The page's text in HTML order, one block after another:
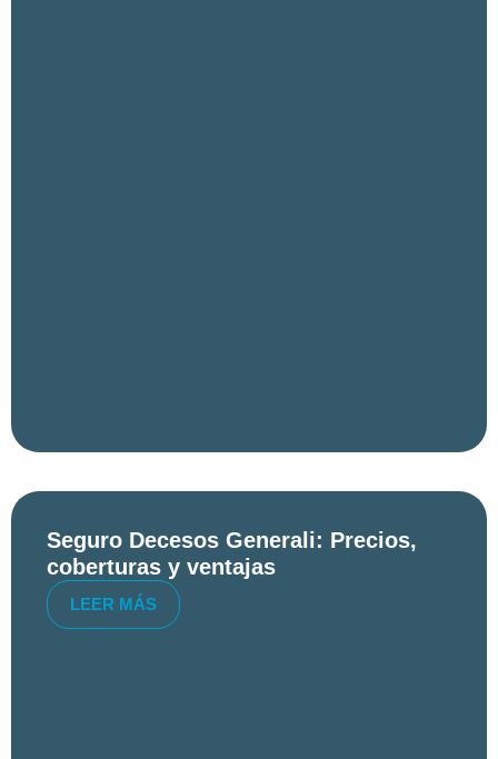
Seguro Decesos Generali: Precios,
coberturas y ventajas
LEER MÁS